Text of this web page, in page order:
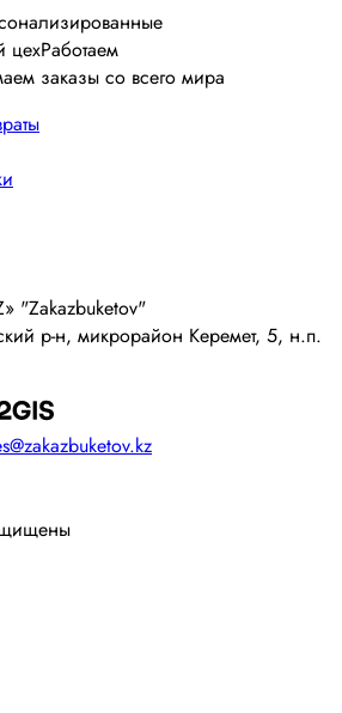
цехРаботаем
заказы со всего мира
"Zakazbuketov"
р-н, микрорайон Керемет, 5, н.п.